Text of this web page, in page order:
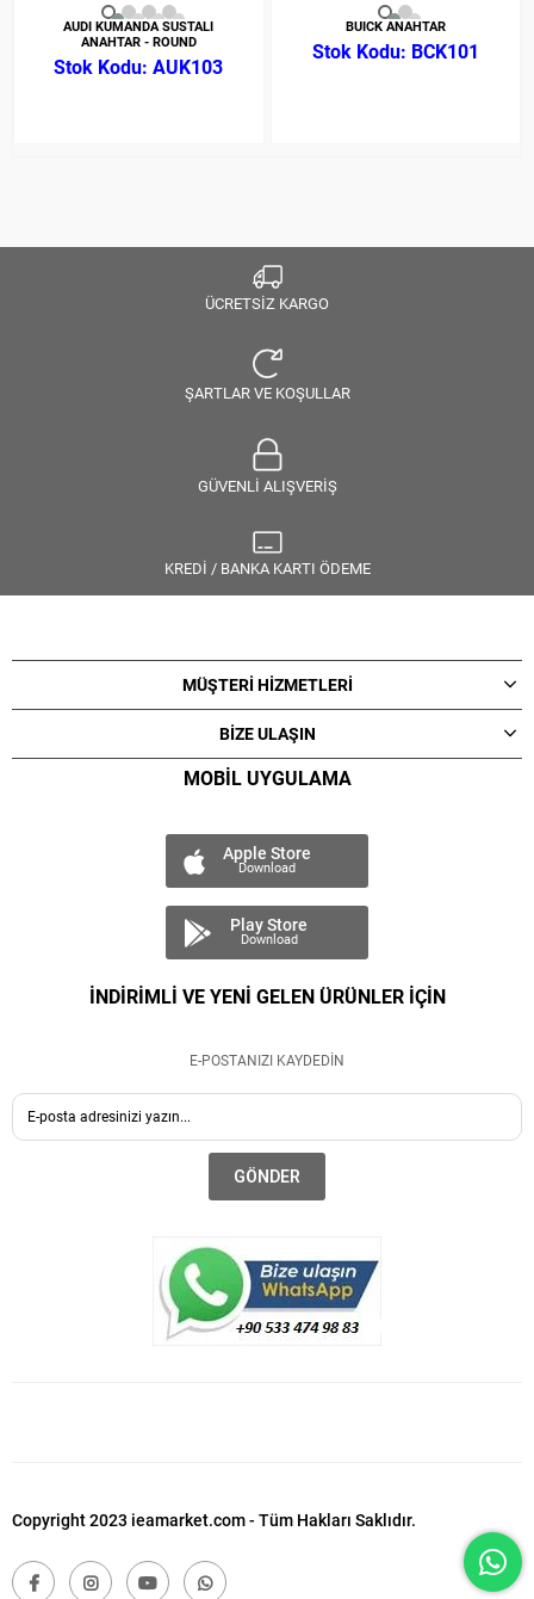
AUDI KUMANDA SUSTALI
ANAHTAR - ROUND
AUK103
BUICK ANAHTAR
BCK101
ÜCRETSİZ KARGO
ŞARTLAR VE KOŞULLAR
GÜVENLİ ALIŞVERİŞ
KREDİ / BANKA KARTI ÖDEME
MÜŞTERİ HİZMETLERİ
BİZE ULAŞIN
MOBİL UYGULAMA
Apple Store
Download
Play Store
Download
İNDİRİMLİ VE YENİ GELEN ÜRÜNLER İÇİN
E-POSTANIZI KAYDEDİN
GÖNDER
Copyright 2023 ieamarket.com - Tüm Hakları Saklıdır.